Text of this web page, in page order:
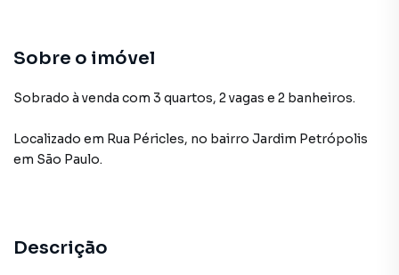
Sobre o imóvel
Sobrado à venda com 3 quartos, 2 vagas e 2 banheiros.
Localizado em Rua Péricles, no bairro Jardim Petrópolis
em São Paulo.
Descrição